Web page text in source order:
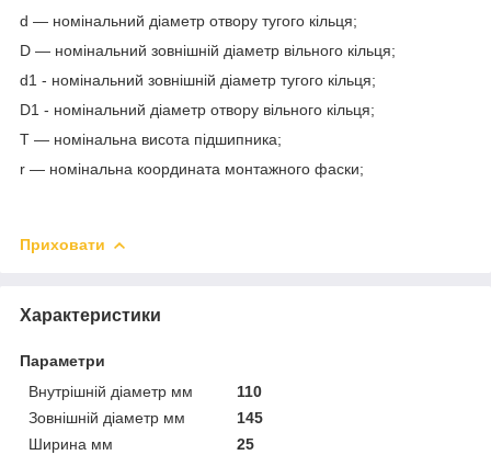
d — номінальний діаметр отвору тугого кільця;
D — номінальний зовнішній діаметр вільного кільця;
d1 - номінальний зовнішній діаметр тугого кільця;
D1 - номінальний діаметр отвору вільного кільця;
T — номінальна висота підшипника;
r — номінальна координата монтажного фаски;
Приховати
Характеристики
Параметри
Внутрішній діаметр мм
110
Зовнішній діаметр мм
145
Ширина мм
25